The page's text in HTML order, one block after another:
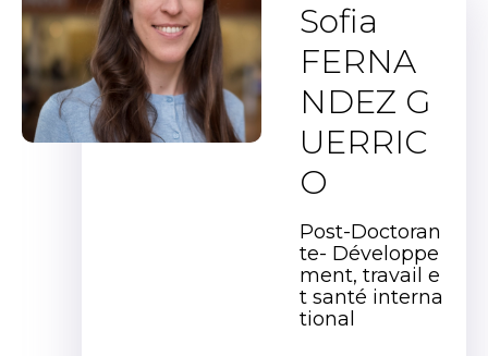
Sofia
FERNA
NDEZ G
UERRIC
O
Post-Doctoran
te- Développe
ment, travail e
t santé interna
tional